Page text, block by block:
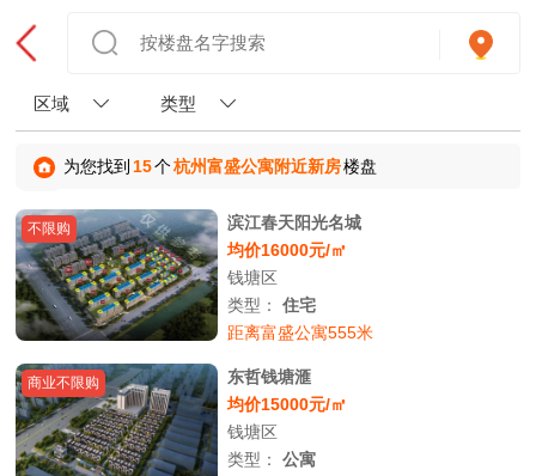
区域 类型
为您找到 15个杭州富盛公寓附近新房楼盘
不限购
滨江春天阳光名城
均价16000元/㎡
钱塘区
类型：住宅
距离富盛公寓555米
商业不限购
东哲钱塘滙
均价15000元/㎡
钱塘区
类型：公寓